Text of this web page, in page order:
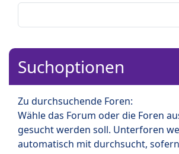
Suchoptionen
Zu durchsuchende Foren:
Wähle das Forum oder die Foren
gesucht werden soll. Unterforen
automatisch mit durchsucht,